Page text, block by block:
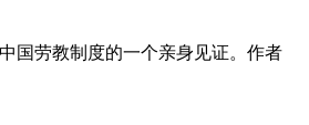
国劳教制度的一个亲身见证。作者